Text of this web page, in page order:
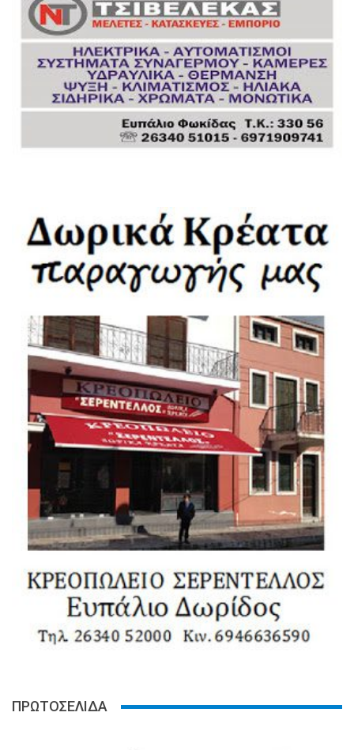
ΠΡΩΤΟΣΕΛΙΔΑ